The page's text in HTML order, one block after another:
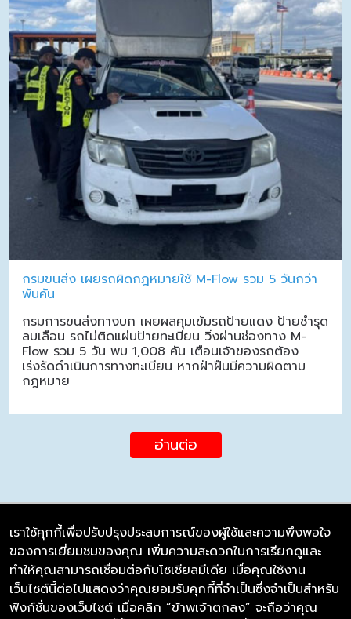
กรมขนส่ง เผยรถผิดกฎหมายใช้ M-Flow รวม 5 วันกว่า
พันคัน
กรมการขนส่งทางบก เผยผลคุมเข้มรถป้ายแดง ป้ายชำรุด
ลบเลือน รถไม่ติดแผ่นป้ายทะเบียน วิ่งผ่านช่องทาง M-
Flow รวม 5 วัน พบ 1,008 คัน เตือนเจ้าของรถต้อง
เร่งรัดดำเนินการทางทะเบียน หากฝ่าฝืนมีความผิดตาม
กฎหมาย
อ่านต่อ
บริษัท ซิมลิงค์ จำกัด
98/226 Bangrakyai-Baanmai Road,
Bangyai, Nonthaburi 11140
เราใช้คุกกี้เพื่อปรับปรุงประสบการณ์ของผู้ใช้และความพึงพอใจ
ของการเยี่ยมชมของคุณ เพิ่มความสะดวกในการเรียกดูและ
ทำให้คุณสามารถเชื่อมต่อกับโซเชียลมีเดีย เมื่อคุณใช้งาน
เว็บไซต์นี้ต่อไปแสดงว่าคุณยอมรับคุกกี้ที่จำเป็นซึ่งจำเป็นสำหรับ
ฟังก์ชั่นของเว็บไซต์ เมื่อคลิก “ข้าพเจ้าตกลง” จะถือว่าคุณ